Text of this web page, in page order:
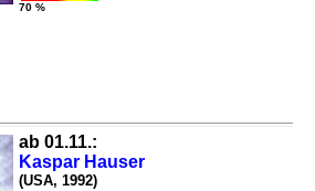
70 %
ab 01.11.:
Kaspar Hauser
(USA, 1992)